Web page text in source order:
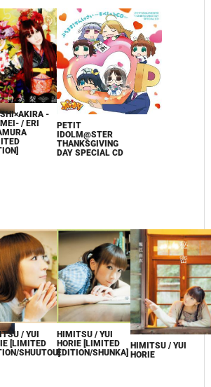
-
/ ERI
PETIT
IDOLM@STER
THANKSGIVING
DAY SPECIAL CD
/ YUI
[LIMITED
SHUUTOU]
HIMITSU / YUI
HORIE [LIMITED
EDITION/SHUNKA]
HIMITSU / YUI
HORIE